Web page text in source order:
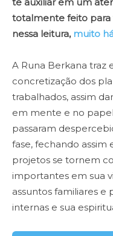
totalmente feito para
nessa leitura, muito
A Runa Berkana traz
concretização dos
trabalhados, assim
em mente e no
passaram
fase, fechando assim
projetos se tornem
importantes em sua
assuntos familiares e
internas e sua